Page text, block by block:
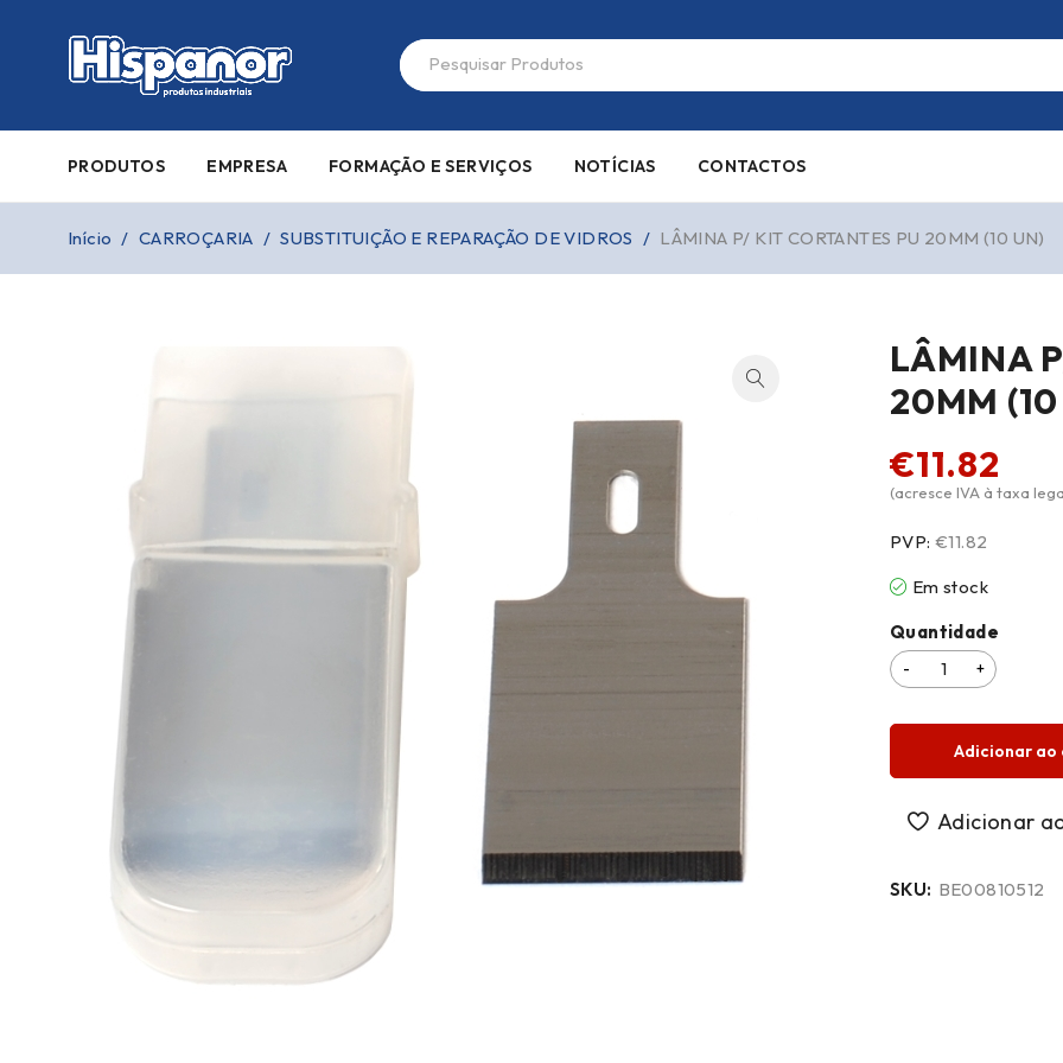
PRODUTOS EMPRESA FORMAÇÃO E SERVIÇOS NOTÍCIAS CONTACTOS
Início / CARROÇARIA / SUBSTITUIÇÃO E REPARAÇÃO DE VIDROS / LÂMINA P/ KIT CORTANTES PU 20MM (10 UN)
LÂMINA
20MM
€11.82
(acresce IVA à taxa
PVP: €11.82
Em stock
Quantidade
Adicionar ao
SKU: BE00810512